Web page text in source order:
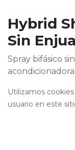
Hybrid
Sin
Spray bifásico
Espino y
hidratantes y
suavidad y
Ideal como
Utilizamos
usuario en este